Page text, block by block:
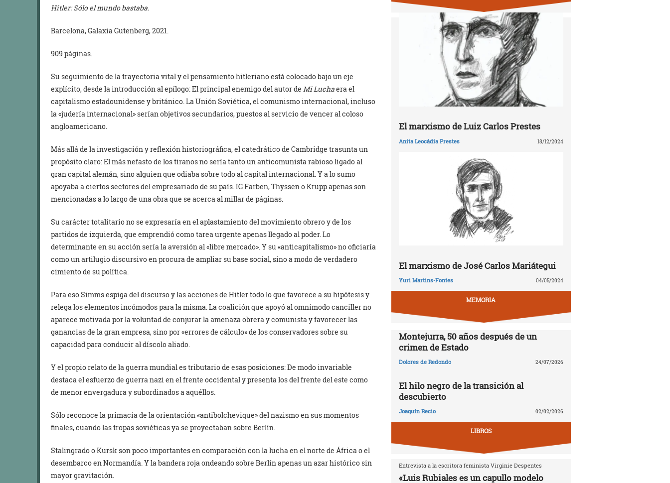
Hitler: Sólo el mundo bastaba.
Barcelona, Galaxia Gutenberg, 2021.
909 páginas.
Su seguimiento de la trayectoria vital y el pensamiento hitleriano está colocado bajo un eje
explícito, desde la introducción al epílogo: El principal enemigo del autor de Mi Luchaera el
capitalismo estadounidense y británico. La Unión Soviética, el comunismo internacional, incluso
la «judería internacional» serían objetivos secundarios, puestos al servicio de vencer al coloso
angloamericano.
Más allá de la investigación y reflexión historiográfica, el catedrático de Cambridge trasunta un
propósito claro: El más nefasto de los tiranos no sería tanto un anticomunista rabioso ligado al
gran capital alemán, sino alguien que odiaba sobre todo al capital internacional. Y a lo sumo
apoyaba a ciertos sectores del empresariado de su país. IG Farben, Thyssen o Krupp apenas son
mencionadas a lo largo de una obra que se acerca al millar de páginas.
Su carácter totalitario no se expresaría en el aplastamiento del movimiento obrero y de los
partidos de izquierda, que emprendió como tarea urgente apenas llegado al poder. Lo
determinante en su acción sería la aversión al «libre mercado». Y su «anticapitalismo» no oficiaría
como un artilugio discursivo en procura de ampliar su base social, sino a modo de verdadero
cimiento de su política.
Para eso Simms espiga del discurso y las acciones de Hitler todo lo que favorece a su hipótesis y
relega los elementos incómodos para la misma. La coalición que apoyó al omnímodo canciller no
aparece motivada por la voluntad de conjurar la amenaza obrera y comunista y favorecer las
ganancias de la gran empresa, sino por «errores de cálculo» de los conservadores sobre su
capacidad para conducir al díscolo aliado.
Y el propio relato de la guerra mundial es tributario de esas posiciones: De modo invariable
destaca el esfuerzo de guerra nazi en el frente occidental y presenta los del frente del este como
de menor envergadura y subordinados a aquéllos.
Sólo reconoce la primacía de la orientación «antibolchevique» del nazismo en sus momentos
finales, cuando las tropas soviéticas ya se proyectaban sobre Berlín.
Stalingrado o Kursk son poco importantes en comparación con la lucha en el norte de África o el
desembarco en Normandía. Y la bandera roja ondeando sobre Berlín apenas un azar histórico sin
mayor gravitación.
El marxismo de Luiz Carlos Prestes
Anita Leocádia Prestes 18/12/2024
El marxismo de José Carlos Mariátegui
Yuri Martins-Fontes 04/05/2024
MEMORIA
Montejurra, 50 años después de un
crimen de Estado
Dolores de Redondo 24/07/2026
El hilo negro de la transición al
descubierto
Joaquín Recio 02/02/2026
LIBROS
Entrevista a la escritora feminista Virginie Despentes
«Luis Rubiales es un capullo modelo